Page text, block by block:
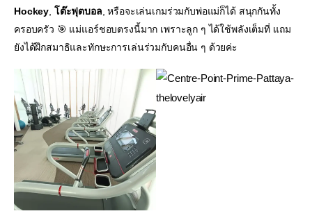
Hockey, โต๊ะฟุตบอล, หรือจะเล่นเกมร่วมกับพ่อแม่ก็ได้ สนุกกันทั้ง
ครอบครัว 🎯 แม่แอร์ชอบตรงนี้มาก เพราะลูก ๆ ได้ใช้พลังเต็มที่ แถม
ยังได้ฝึกสมาธิและทักษะการเล่นร่วมกับคนอื่น ๆ ด้วยค่ะ